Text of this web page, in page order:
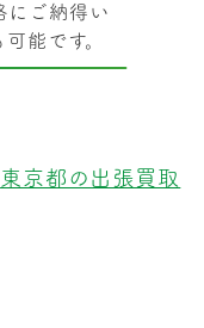
にご納得い
能です。
東京都の出張買取